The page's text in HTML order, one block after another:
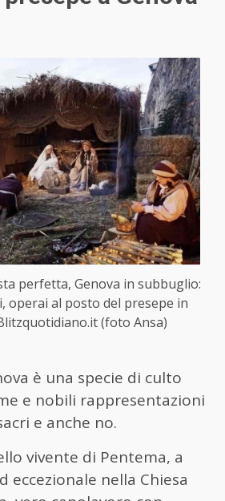
perfetta, Genova in subbuglio:
operai al posto del presepe in
(foto Ansa)
è una specie di culto
e nobili rappresentazioni
e anche no.
vivente di Pentema, a
eccezionale nella Chiesa